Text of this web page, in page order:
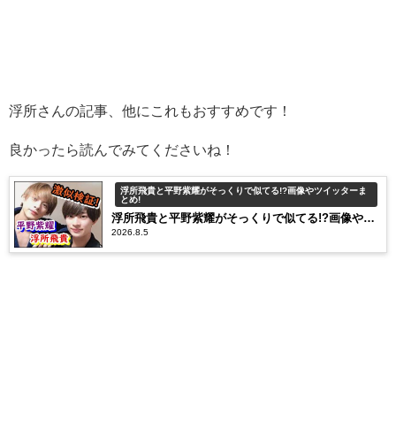
浮所さんの記事、他にこれもおすすめです！
良かったら読んでみてくださいね！
浮所飛貴と平野紫耀がそっくりで似てる!?画像やツイッターま
とめ!
浮所飛貴と平野紫耀がそっくりで似てる!?画像やツ
イッターまとめ!
2026.8.5